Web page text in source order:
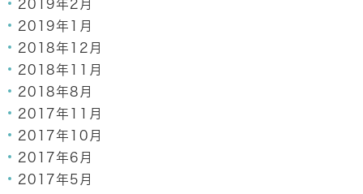
2019年2月
2019年1月
2018年12月
2018年11月
2018年8月
2017年11月
2017年10月
2017年6月
2017年5月